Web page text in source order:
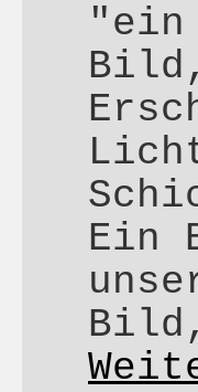
"ein
Ein